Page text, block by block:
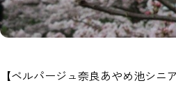
【ベルパージュ奈良あやめ池シニ